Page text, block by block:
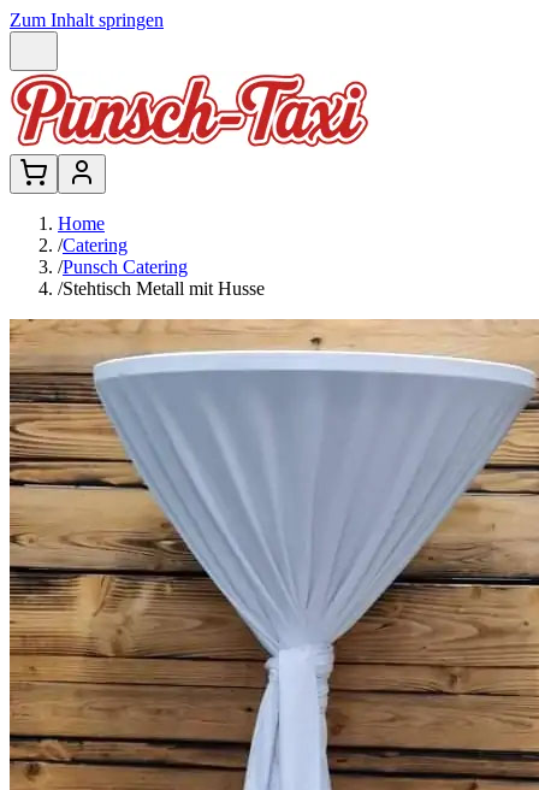
Zum Inhalt springen
Home
/Catering
/Punsch Catering
/Stehtisch Metall mit Husse